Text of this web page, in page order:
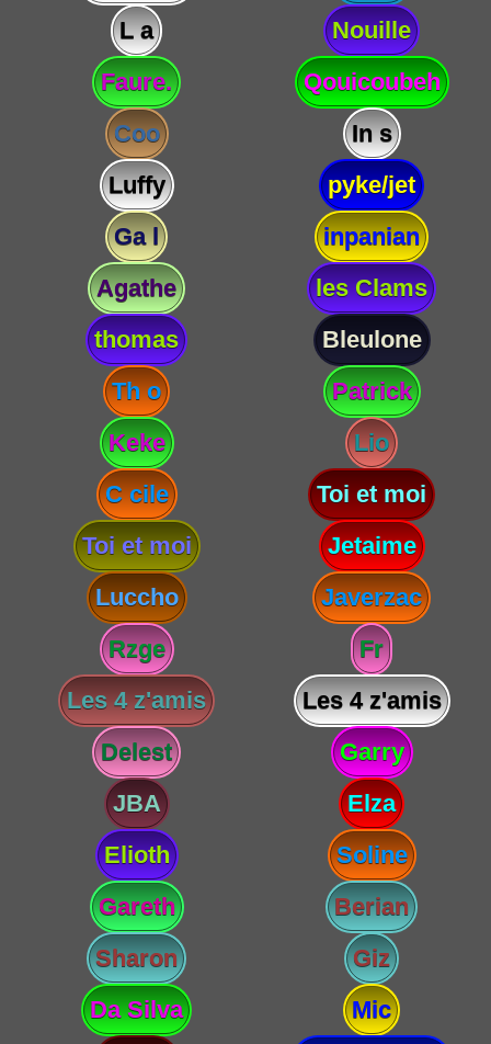
L a
Nouille
Faure.
Qouicoubeh
Coo
In s
Luffy
pyke/jet
Ga l
inpanian
Agathe
les Clams
thomas
Bleulone
Th o
Patrick
Keke
Lio
C cile
Toi et moi
Toi et moi
Jetaime
Luccho
Javerzac
Rzge
Fr
Les 4 z'amis
Les 4 z'amis
Delest
Garry
JBA
Elza
Elioth
Soline
Gareth
Berian
Sharon
Giz
Da Silva
Mic